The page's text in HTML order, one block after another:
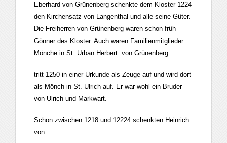
Eberhard von Grünenberg schenkte dem Kloster 1224
den Kirchensatz von Langenthal und alle seine Güter.
Die Freiherren von Grünenberg waren schon früh
Gönner des Kloster. Auch waren Familienmitglieder
Mönche in St. Urban.Herbert von Grünenberg
tritt 1250 in einer Urkunde als Zeuge auf und wird dort
als Mönch in St. Ulrich auf. Er war wohl ein Bruder
von Ulrich und Markwart.
Schon zwischen 1218 und 12224 schenkten Heinrich
von